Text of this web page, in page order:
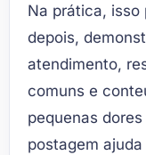
Na prática, isso
depois,
atendimento,
comuns e
pequenas
postagem